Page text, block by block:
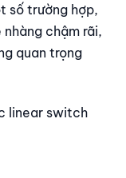
số trường hợp,
chậm rãi,
quan trọng
linear switch